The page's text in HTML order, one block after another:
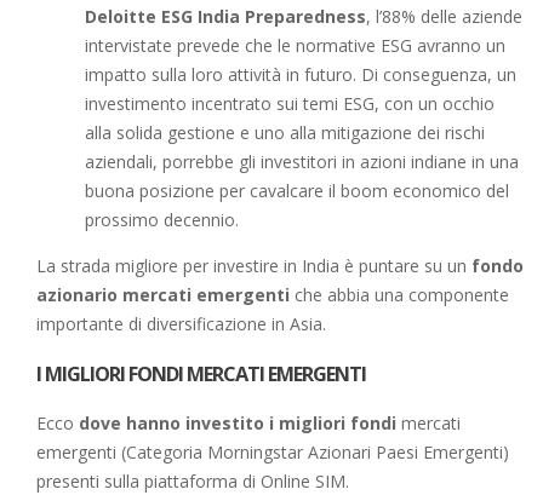
Deloitte ESG India Preparedness, l’88% delle aziende
intervistate prevede che le normative ESG avranno un
impatto sulla loro attività in futuro. Di conseguenza, un
investimento incentrato sui temi ESG, con un occhio
alla solida gestione e uno alla mitigazione dei rischi
aziendali, porrebbe gli investitori in azioni indiane in una
buona posizione per cavalcare il boom economico del
prossimo decennio.
La strada migliore per investire in India è puntare su un fondo
azionario mercati emergenti che abbia una componente
importante di diversificazione in Asia.
I MIGLIORI FONDI MERCATI EMERGENTI
Ecco dove hanno investito i migliori fondi mercati
emergenti (Categoria Morningstar Azionari Paesi Emergenti)
presenti sulla piattaforma di Online SIM.